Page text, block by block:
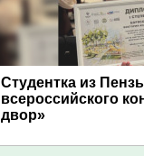
Студентка из
всероссийского
двор»